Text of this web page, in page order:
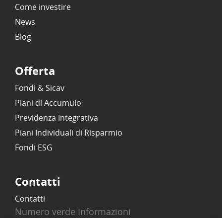
Come investire
News
Blog
Offerta
Fondi & Sicav
Piani di Accumulo
Previdenza Integrativa
Piani Individuali di Risparmio
Fondi ESG
Contatti
Contatti
Numero verde Informazioni